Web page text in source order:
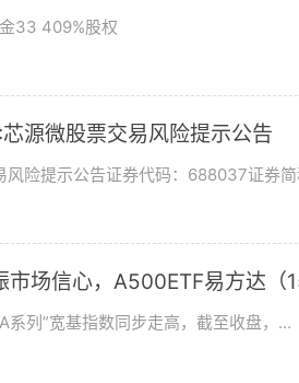
33 409%股权
源微股票交易风险提示公告
险提示公告证券代码：688037证券简
场信心，A500ETF易方达（
系列”宽基指数同步走高，截至收盘，...